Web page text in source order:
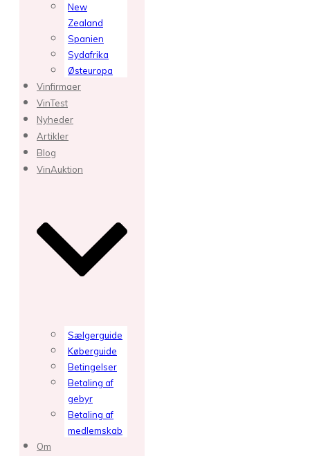
New
Zealand
Spanien
Sydafrika
Østeuropa
Vinfirmaer
VinTest
Nyheder
Artikler
Blog
VinAuktion
Sælgerguide
Køberguide
Betingelser
Betaling af
gebyr
Betaling af
medlemskab
Om